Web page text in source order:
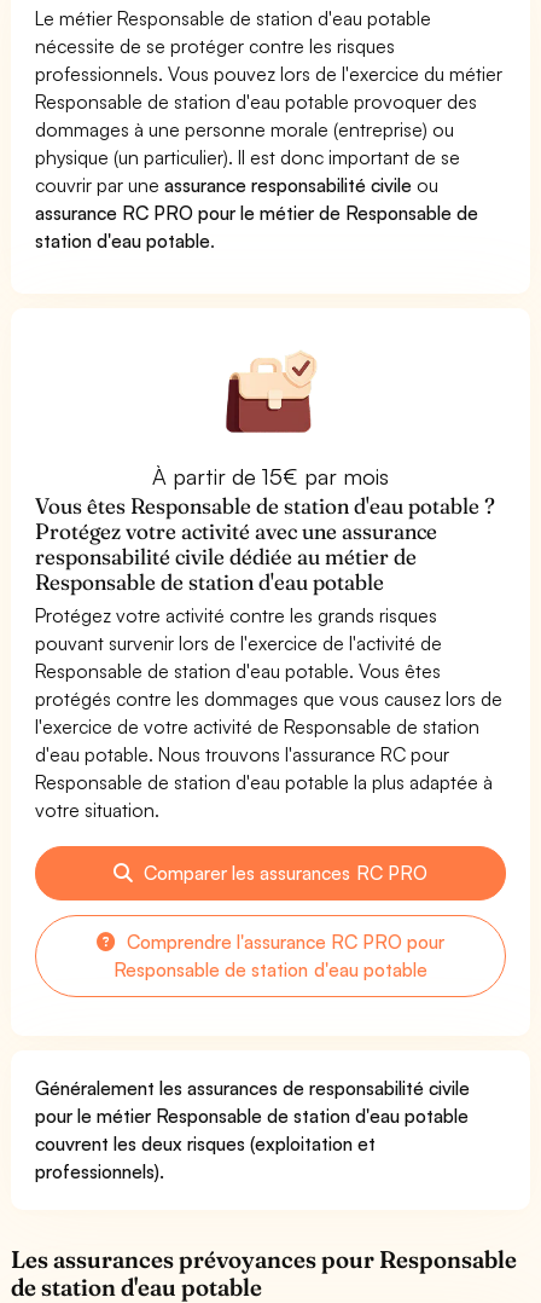
Le métier Responsable de station d'eau potable
nécessite de se protéger contre les risques
professionnels. Vous pouvez lors de l'exercice du métier
Responsable de station d'eau potable provoquer des
dommages à une personne morale (entreprise) ou
physique (un particulier). Il est donc important de se
couvrir par uneassurance responsabilité civile ou
assurance RC PRO pour le métier de Responsable de
station d'eau potable.
À partir de 15€ par mois
Vous êtes Responsable de station d'eau potable ?
Protégez votre activité avec une assurance
responsabilité civile dédiée au métier de
Responsable de station d'eau potable
Protégez votre activité contre les grands risques
pouvant survenir lors de l'exercice de l'activité de
Responsable de station d'eau potable. Vous êtes
protégés contre les dommages que vous causez lors de
l'exercice de votre activité de Responsable de station
d'eau potable. Nous trouvons l'assurance RC pour
Responsable de station d'eau potable la plus adaptée à
votre situation.
Comparer les assurances RC PRO
Comprendre l'assurance RC PRO pour
Responsable de station d'eau potable
Généralement les assurances de responsabilité civile
pour le métier Responsable de station d'eau potable
couvrent les deux risques (exploitation et
professionnels).
Les assurances prévoyances pour Responsable
de station d'eau potable